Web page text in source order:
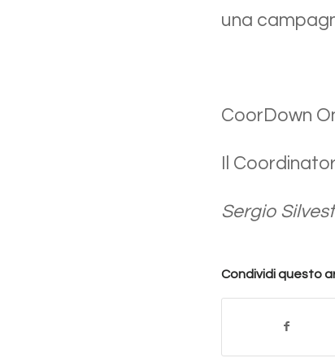
una
CoorDown
Il
Sergio
Condividi questo